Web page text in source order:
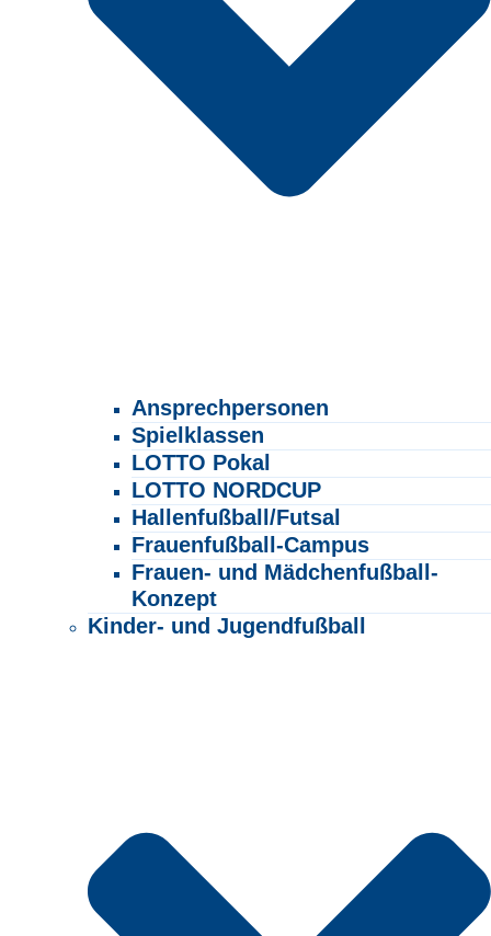
Ansprechpersonen
Spielklassen
LOTTO Pokal
LOTTO NORDCUP
Hallenfußball/Futsal
Frauenfußball-Campus
Frauen- und Mädchenfußball-
Konzept
Kinder- und Jugendfußball